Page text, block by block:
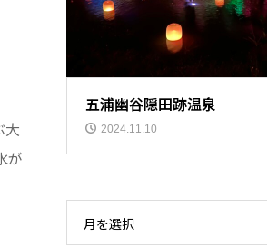
大
が
五浦幽谷隠田跡温泉
2024.11.10
月を選択